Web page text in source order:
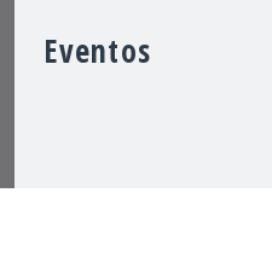
Eventos